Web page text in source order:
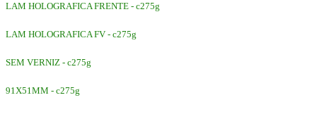
LAM HOLOGRAFICA FRENTE - c275g
LAM HOLOGRAFICA FV - c275g
SEM VERNIZ - c275g
91X51MM - c275g